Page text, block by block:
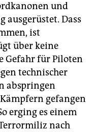
und
ausgerüstet. Dass
ist
über keine
Gefahr für Piloten
technischer
abspringen
gefangen
erging es einem
nach